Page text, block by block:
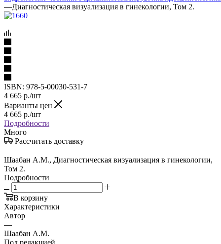
—Диагностическая визуализация в гинекологии, Том 2.
ISBN: 978-5-00030-531-7
4 665 р./шт
Варианты цен
4 665 р./шт
Подробности
Много
Рассчитать доставку
Шаабан А.М., Диагностическая визуализация в гинекологии,
Том 2.
Подробности
В корзину
Характеристики
Автор
—
Шаабан А.М.
Под редакцией